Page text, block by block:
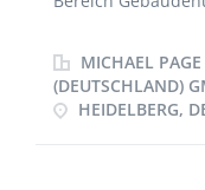
Montageleitung
und Steuerung
Arbeitsschritte
MICHAEL
(DEUTSCHLAND)
HEIDELBERG,